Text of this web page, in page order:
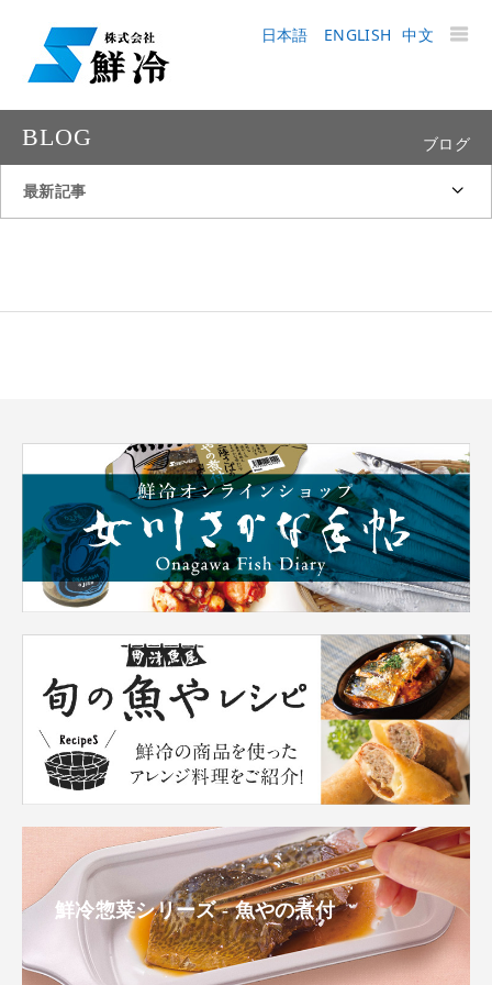
日本語 ENGLISH 中文
BLOG ブログ
最新記事
鮮冷惣菜シリーズ - 魚やの煮付